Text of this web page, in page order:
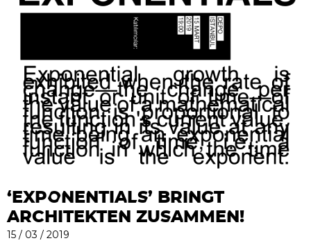
‘EXPONENTIALS’ BRINGT
ARCHITEKTEN ZUSAMMEN!
15 / 03 / 2019